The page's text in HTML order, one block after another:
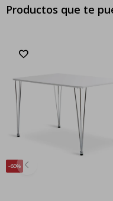
Productos que te
60